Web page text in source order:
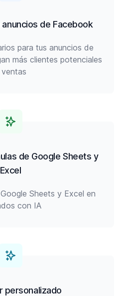
de Facebook
para tus anuncios de
más clientes potenciales
de Google Sheets y
Excel
Sheets y Excel en
con IA
personalizado